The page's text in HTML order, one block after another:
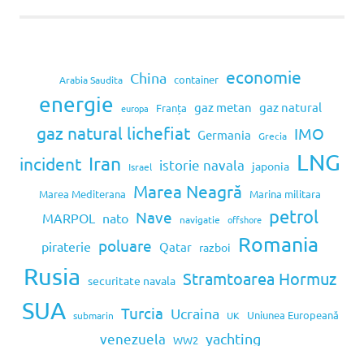
Arabia Saudita China container economie
energie europa Franța gaz metan gaz natural
gaz natural lichefiat Germania Grecia IMO
incident Iran Israel istorie navala japonia LNG
Marea Mediterana Marea Neagră Marina militara
MARPOL nato Nave navigatie offshore petrol
piraterie poluare Qatar razboi Romania
Rusia securitate navala Stramtoarea Hormuz
SUA submarin Turcia Ucraina UK Uniunea Europeană
venezuela WW2 yachting